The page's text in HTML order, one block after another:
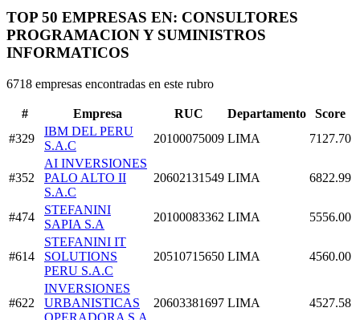
TOP 50 EMPRESAS EN: CONSULTORES
PROGRAMACION Y SUMINISTROS
INFORMATICOS
6718 empresas encontradas en este rubro
# Empresa RUC Departamento
Score
#329
IBM DEL PERU
S.A.C
20100075009 LIMA 7127.70
#352
AI INVERSIONES
PALO ALTO II
S.A.C
20602131549 LIMA 6822.99
#474
STEFANINI
SAPIA S.A
20100083362 LIMA 5556.00
#614
STEFANINI IT
SOLUTIONS
PERU S.A.C
20510715650 LIMA 4560.00
#622
INVERSIONES
URBANISTICAS
OPERADORA S.A
20603381697 LIMA 4527.58